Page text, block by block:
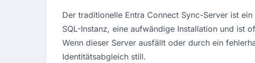
Der traditionelle Entra Connect Sync-Server ist
SQL-Instanz, eine aufwändige Installation und ist
Wenn dieser Server ausfällt oder durch ein
Identitätsabgleich still.